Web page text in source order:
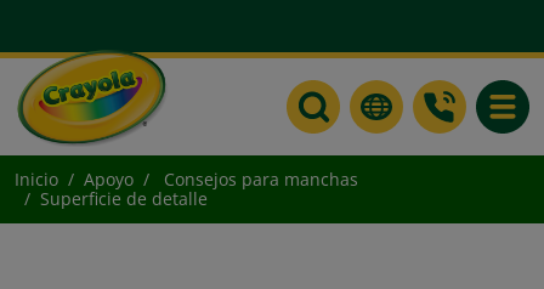
Inicio Apoyo
Consejos para manchas
Superficie de detalle